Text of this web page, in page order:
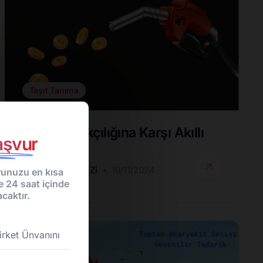
Taşıt Tanıma
Yakıt Kaçakçılığına Karşı Akıllı
Çözümler
DESTEK MERKEZI
en kısa
24 saat içinde